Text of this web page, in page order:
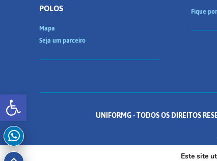
Abrir a barra de ferramentas
POLOS
Mapa
Seja um parceiro
Fique
UNIFORMG - TODOS OS DIREITOS
Este site